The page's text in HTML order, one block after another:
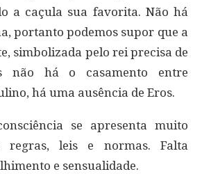
a caçula sua favorita. Não há
portanto podemos supor que a
simbolizada pelo rei precisa de
não há o casamento entre
há uma ausência de Eros.
se apresenta muito
regras, leis e normas. Falta
e sensualidade.